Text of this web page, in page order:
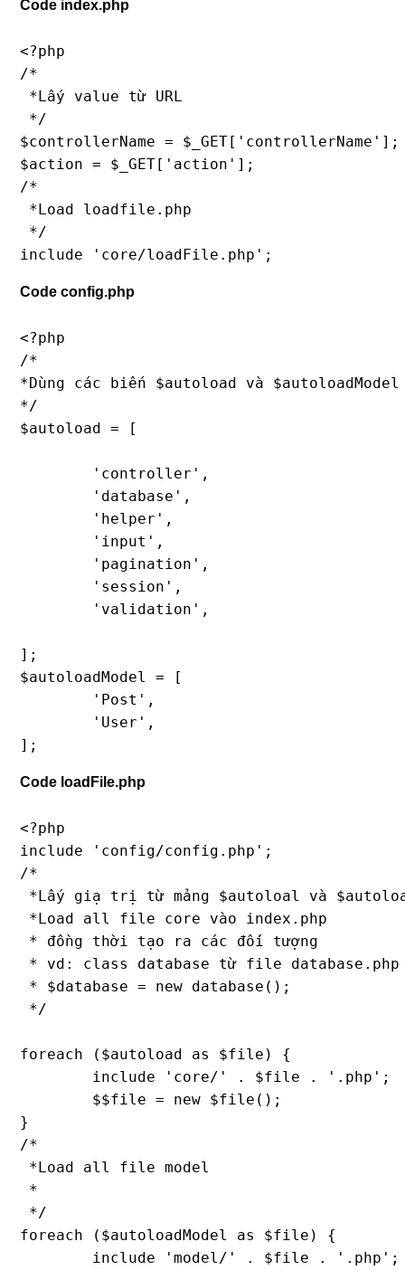
Code index.php
<?php
/*
*Lấy value từ URL
*/
$controllerName = $_GET['controllerName'];
$action = $_GET['action'];
/*
*Load loadfile.php
*/
Code config.php
<?php
/*
*Dùng các biến $autoload và
*/
$autoload = [
];
$autoloadModel = [
];
Code loadFile.php
<?php
include 'config/config.php';
/*
*Lấy giạ trị từ mảng $autoloal và
*Load all file core vào index.php
* đồng thời tạo ra các đối tượng
* vd: class database từ file database.php
* $database = new database();
*/
foreach ($autoload as $file) {
}
/*
*Load all file model
*
*/
foreach ($autoloadModel as $file) {